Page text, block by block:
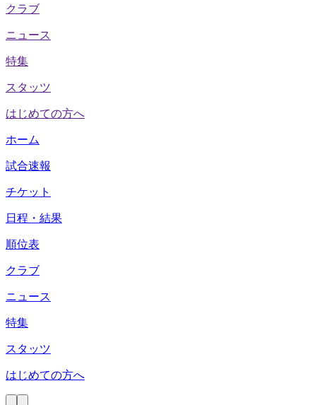
クラブ
ニュース
特集
スタッツ
はじめての方へ
ホーム
試合速報
チケット
日程・結果
順位表
クラブ
ニュース
特集
スタッツ
はじめての方へ